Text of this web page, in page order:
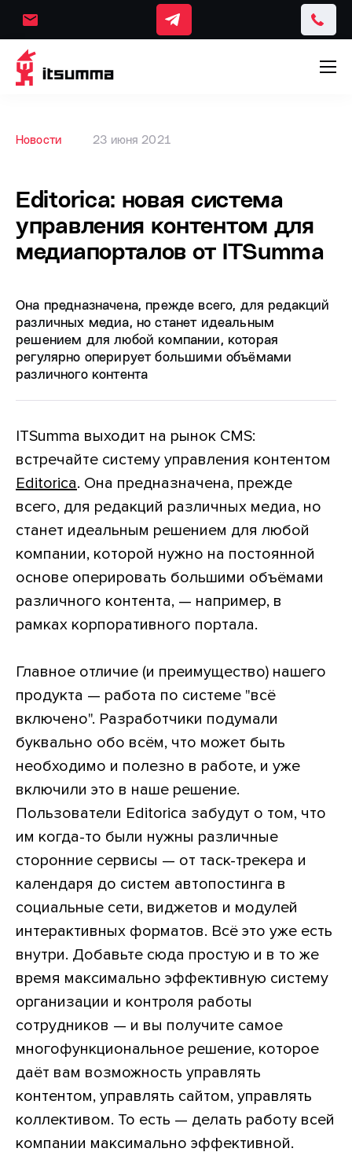
Новости 23 июня 2021
Editorica: новая система
управления контентом для
медиапорталов от ITSumma
Она предназначена, прежде всего, для редакций
различных медиа, но станет идеальным
решением для любой компании, которая
регулярно оперирует большими объёмами
различного контента
ITSumma выходит на рынок CMS:
встречайте систему управления контентом
Editorica. Она предназначена, прежде
всего, для редакций различных медиа, но
станет идеальным решением для любой
компании, которой нужно на постоянной
основе оперировать большими объёмами
различного контента, — например, в
рамках корпоративного портала.
Главное отличие (и преимущество) нашего
продукта — работа по системе "всё
включено". Разработчики подумали
буквально обо всём, что может быть
необходимо и полезно в работе, и уже
включили это в наше решение.
Пользователи Editorica забудут о том, что
им когда-то были нужны различные
сторонние сервисы — от таск-трекера и
календаря до систем автопостинга в
социальные сети, виджетов и модулей
интерактивных форматов. Всё это уже есть
внутри. Добавьте сюда простую и в то же
время максимально эффективную систему
организации и контроля работы
сотрудников — и вы получите самое
многофункциональное решение, которое
даёт вам возможность управлять
контентом, управлять сайтом, управлять
коллективом. То есть — делать работу всей
компании максимально эффективной.